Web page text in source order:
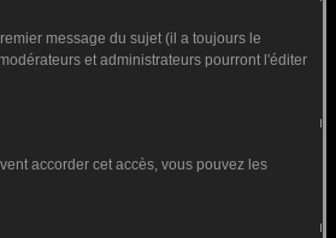
message du sujet (il a toujours le
et administrateurs pourront l'éditer
accorder cet accès, vous pouvez les